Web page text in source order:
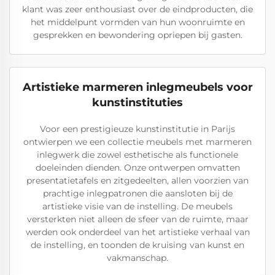
klant was zeer enthousiast over de eindproducten, die
het middelpunt vormden van hun woonruimte en
gesprekken en bewondering opriepen bij gasten.
Artistieke marmeren inlegmeubels voor
kunstinstituties
Voor een prestigieuze kunstinstitutie in Parijs
ontwierpen we een collectie meubels met marmeren
inlegwerk die zowel esthetische als functionele
doeleinden dienden. Onze ontwerpen omvatten
presentatietafels en zitgedeelten, allen voorzien van
prachtige inlegpatronen die aansloten bij de
artistieke visie van de instelling. De meubels
versterkten niet alleen de sfeer van de ruimte, maar
werden ook onderdeel van het artistieke verhaal van
de instelling, en toonden de kruising van kunst en
vakmanschap.